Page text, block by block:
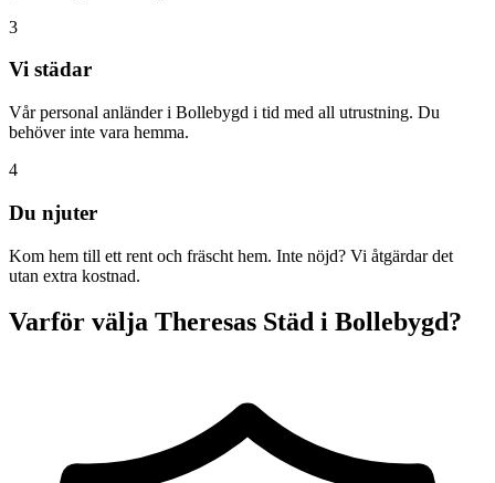
3
Vi städar
Vår personal anländer i Bollebygd i tid med all utrustning. Du
behöver inte vara hemma.
4
Du njuter
Kom hem till ett rent och fräscht hem. Inte nöjd? Vi åtgärdar det
utan extra kostnad.
Varför välja Theresas Städ i Bollebygd?